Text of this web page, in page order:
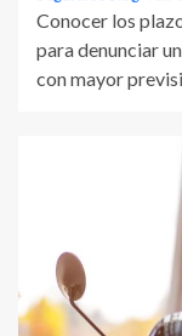
Conocer los
para denunciar
con mayor